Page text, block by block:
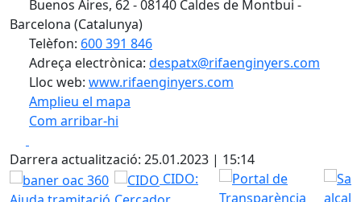
Buenos Aires, 62 - 08140 Caldes de Montbui -
Barcelona (Catalunya)
Telèfon: 600 391 846
Adreça electrònica: despatx@rifaenginyers.com
Lloc web: www.rifaenginyers.com
Amplieu el mapa
Com arribar-hi
+
−
Darrera actualització: 25.01.2023 | 15:14
CIDO: